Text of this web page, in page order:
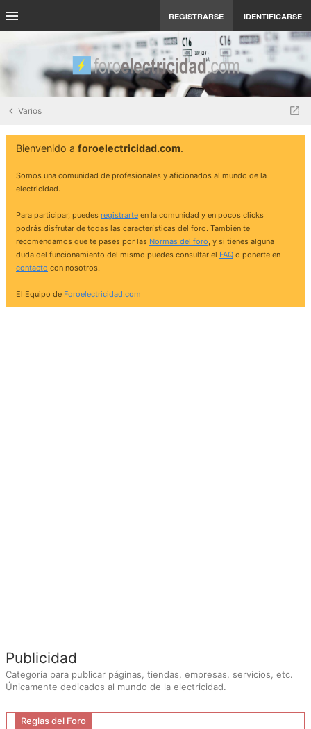
REGISTRARSE IDENTIFICARSE
Varios
Bienvenido a foroelectricidad.com.
Somos una comunidad de profesionales y aficionados al mundo de la
electricidad.
Para participar, puedes registrarte en la comunidad y en pocos clicks
podrás disfrutar de todas las características del foro. También te
recomendamos que te pases por las Normas del foro, y si tienes alguna
duda del funcionamiento del mismo puedes consultar el FAQ o ponerte en
contacto con nosotros.
El Equipo de Foroelectricidad.com
Publicidad
Categoría para publicar páginas, tiendas, empresas, servicios, etc.
Únicamente dedicados al mundo de la electricidad.
Reglas del Foro